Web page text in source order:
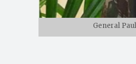
General